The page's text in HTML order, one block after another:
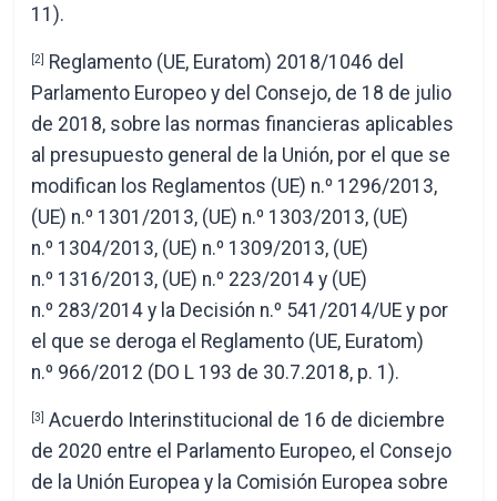
11).
[2]
Reglamento (UE, Euratom) 2018/1046 del
Parlamento Europeo y del Consejo, de 18 de julio
de 2018, sobre las normas financieras aplicables
al presupuesto general de la Unión, por el que se
modifican los Reglamentos (UE) n.º 1296/2013,
(UE) n.º 1301/2013, (UE) n.º 1303/2013, (UE)
n.º 1304/2013, (UE) n.º 1309/2013, (UE)
n.º 1316/2013, (UE) n.º 223/2014 y (UE)
n.º 283/2014 y la Decisión n.º 541/2014/UE y por
el que se deroga el Reglamento (UE, Euratom)
n.º 966/2012 (DO L 193 de 30.7.2018, p. 1).
[3]
Acuerdo Interinstitucional de 16 de diciembre
de 2020 entre el Parlamento Europeo, el Consejo
de la Unión Europea y la Comisión Europea sobre